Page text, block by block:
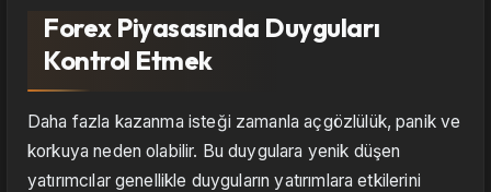
Forex Piyasasında Duyguları
Kontrol Etmek
Daha fazla kazanma isteği zamanla açgözlülük, panik ve
korkuya neden olabilir. Bu duygulara yenik düşen
yatırımcılar genellikle duyguların yatırımlara etkilerini